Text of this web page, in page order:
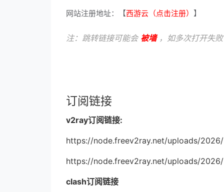
网站注册地址：【西游云（点击注册） 】
注：跳转链接可能会 被墙，如多次打开失
订阅链接
v2ray订阅链接:
https://node.freev2ray.net/uploads/
https://node.freev2ray.net/uploads/
clash订阅链接